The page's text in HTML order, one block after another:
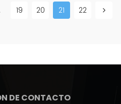
19 20 21 22
DE CONTACTO